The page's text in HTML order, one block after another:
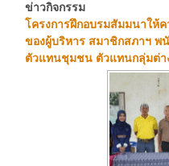
ข่าวกิจกรรม
โครงการฝึกอบรมสัมมนาให้
ของผู้บริหาร สมาชิกสภาฯ พ
ตัวแทนชุมชน ตัวแทนกลุ่มต่า